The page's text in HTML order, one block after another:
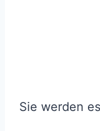
Sie werden